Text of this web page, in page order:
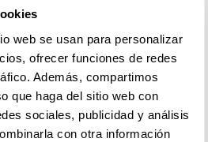
web se usan para personalizar
ofrecer funciones de redes
Además, compartimos
que haga del sitio web con
sociales, publicidad y análisis
con otra información